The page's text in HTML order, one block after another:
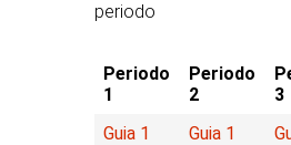
periodo
Periodo
1
Periodo
2
3
Guia 1
Guia 1